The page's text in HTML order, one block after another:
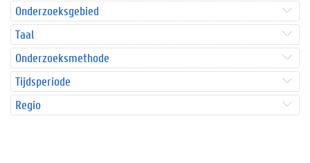
Onderzoeksgebied
Taal
Onderzoeksmethode
Tijdsperiode
Regio